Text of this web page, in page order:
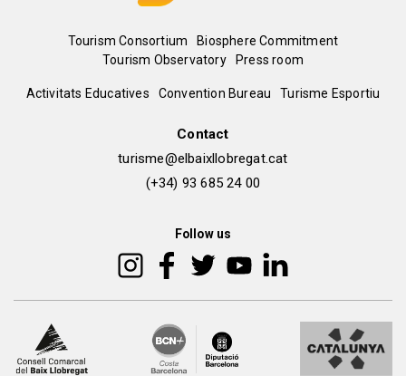
Menú
del
Tourism Consortium
Biosphere Commitment
Tourism Observatory
Press room
Peu
Activitats Educatives Convention Bureau Turisme Esportiu
Contact
turisme@elbaixllobregat.cat
(+34) 93 685 24 00
Follow us